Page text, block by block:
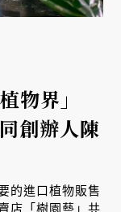
物界」
創辦人陳
的進口植物販售
店「樹園藝」共